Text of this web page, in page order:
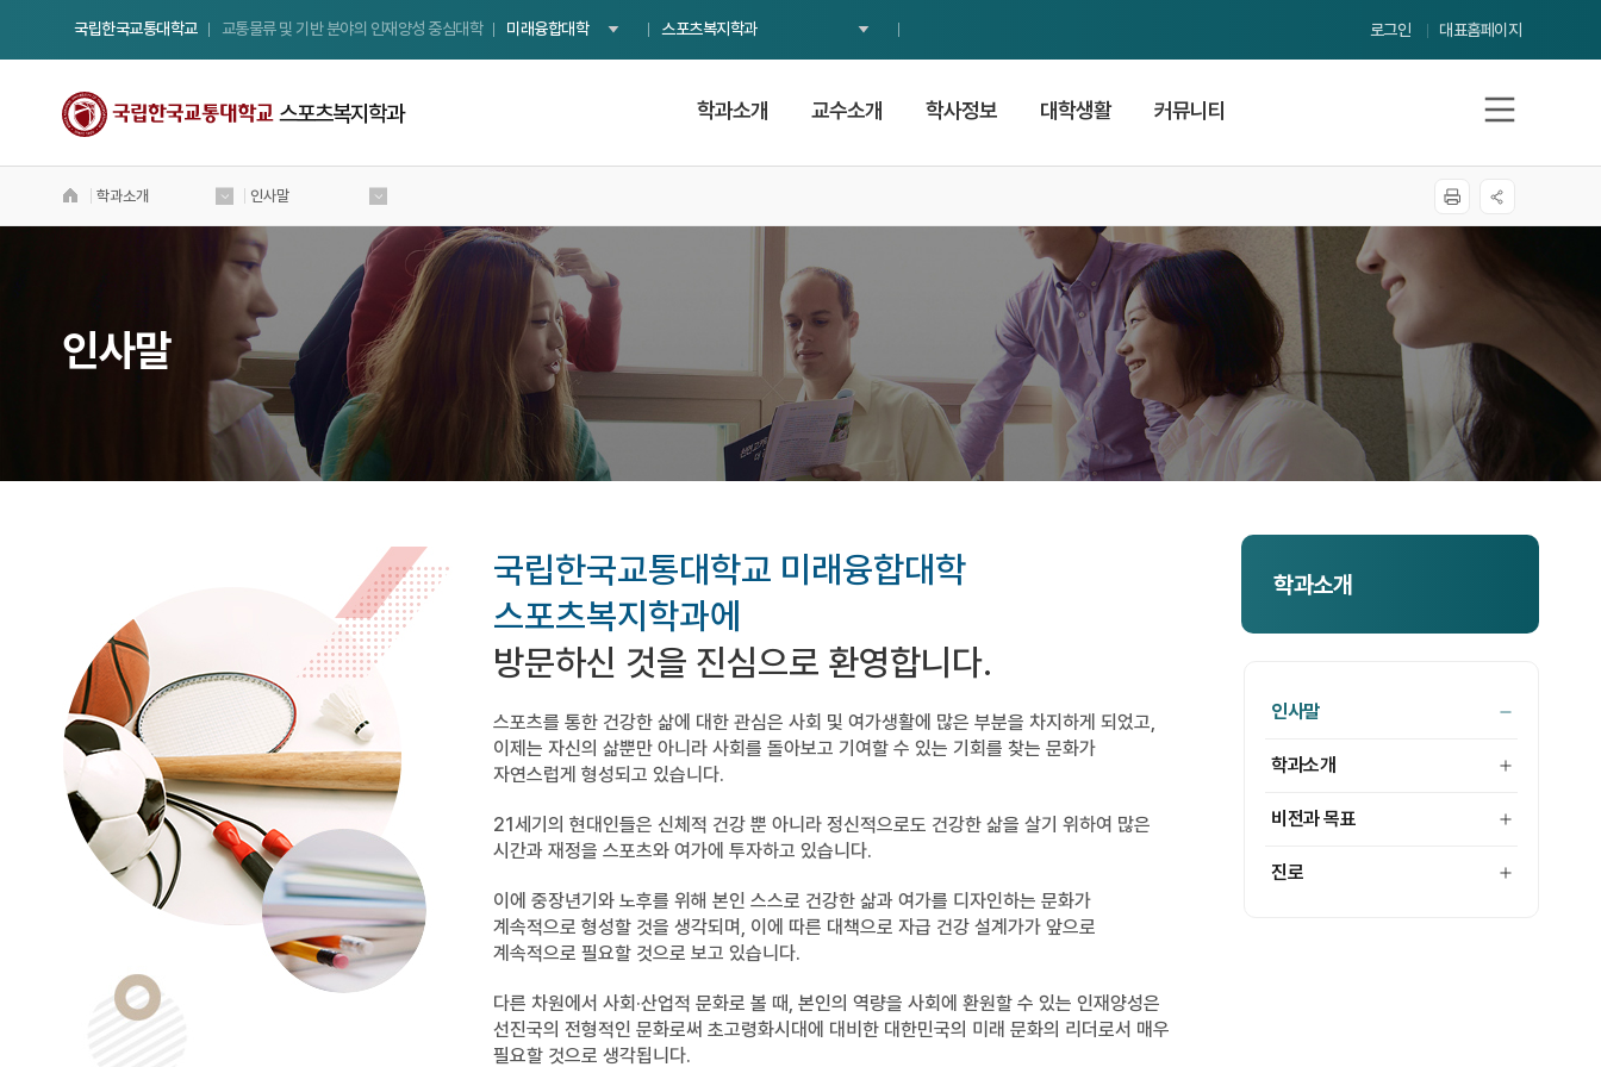
국립한국교통대학교 교통물류 및 기반 분야의 인재양성 중심대학 미래융합대학 스포츠복지학과 로그인 대표홈페이지
스포츠복지학과
국립 한국교통대학교
스포츠복지학과
Welcome to Korea National University
of Transportation
학과소개 교수소개 학사정보 대학생활 커뮤니티
학과소개 인사말
인사말
학과소개
인사말
학과소개
비전과 목표
진로
국립한국교통대학교 미래융합대학
스포츠복지학과에
방문하신 것을 진심으로 환영합니다.
스포츠를 통한 건강한 삶에 대한 관심은 사회 및 여가생활에 많은 부분을 차지하게 되었고,
이제는 자신의 삶뿐만 아니라 사회를 돌아보고 기여할 수 있는 기회를 찾는 문화가
자연스럽게 형성되고 있습니다.
21세기의 현대인들은 신체적 건강 뿐 아니라 정신적으로도 건강한 삶을 살기 위하여 많은
시간과 재정을 스포츠와 여가에 투자하고 있습니다.
이에 중장년기와 노후를 위해 본인 스스로 건강한 삶과 여가를 디자인하는 문화가
계속적으로 형성할 것을 생각되며, 이에 따른 대책으로 자급 건강 설계가가 앞으로
계속적으로 필요할 것으로 보고 있습니다.
다른 차원에서 사회·산업적 문화로 볼 때, 본인의 역량을 사회에 환원할 수 있는 인재양성은
선진국의 전형적인 문화로써 초고령화시대에 대비한 대한민국의 미래 문화의 리더로서 매우
필요할 것으로 생각됩니다.